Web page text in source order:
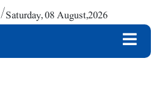
/ Saturday, 08 August,2026